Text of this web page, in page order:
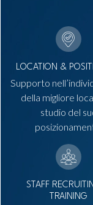
LOCATION &
Supporto
della migliore
studio del
STAFF
TRAINING